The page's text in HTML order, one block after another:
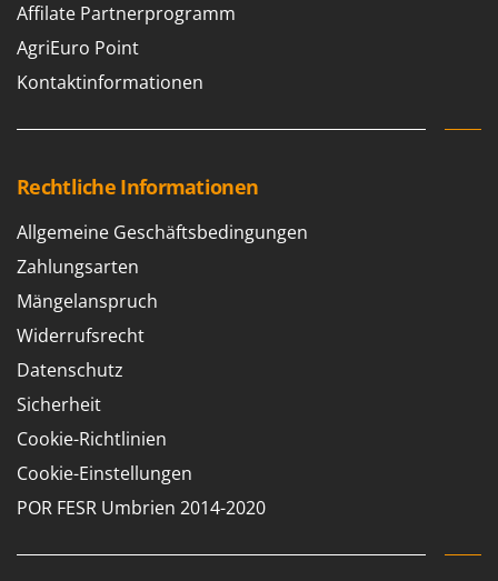
Affilate Partnerprogramm
AgriEuro Point
Kontaktinformationen
Rechtliche Informationen
Allgemeine Geschäftsbedingungen
Zahlungsarten
Mängelanspruch
Widerrufsrecht
Datenschutz
Sicherheit
Cookie-Richtlinien
Cookie-Einstellungen
POR FESR Umbrien 2014-2020